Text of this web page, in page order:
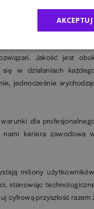
Jakość jest
w działaniach
jednocześnie
dla
kariera zawodowa
miliony
stanowiąc
cyfrową przyszłość razem